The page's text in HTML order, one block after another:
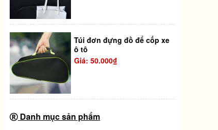
Túi đơn đựng đồ để cốp xe
ô tô
Giá: 50.000₫
Danh mục sản phẩm